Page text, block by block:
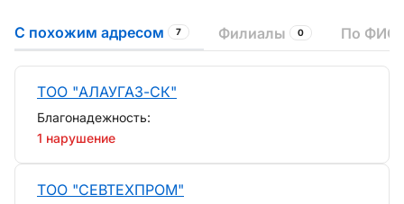
С похожим адресом 7 Филиалы 0 По ФИО
ТОО "АЛАУГАЗ-СК"
Благонадежность:
1 нарушение
ТОО "СЕВТЕХПРОМ"